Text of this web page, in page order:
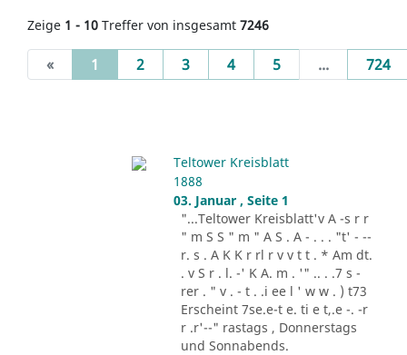
Zeige 1 - 10 Treffer von insgesamt 7246
« 1 (current)
2 3 4 5 ... 724
Teltower Kreisblatt
1888
03. Januar , Seite 1
"...Teltower Kreisblatt'v A -s r r
" m S S " m " A S . A - . . . "t' - --
r. s . A K K r rl r v v t t . * Am dt.
. v S r . l. -' K A. m . '" .. . .7 s -
rer . " v . - t . .i ee l ' w w . ) t73
Erscheint 7se.e-t e. ti e t,.e -. -r
r .r'--" rastags , Donnerstags
und Sonnabends.